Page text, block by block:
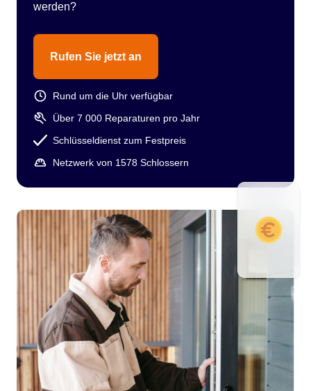
werden?
Rufen Sie jetzt an
Rund um die Uhr verfügbar
Über 7 000 Reparaturen pro Jahr
Schlüsseldienst zum Festpreis
Netzwerk von 1578 Schlossern